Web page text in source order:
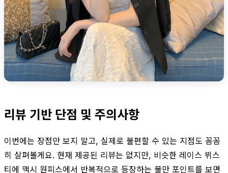
리뷰 기반 단점 및 주의사항
이번에는 장점만 보지 말고, 실제로 불편할 수 있는 지점도 꼼꼼
히 살펴볼게요. 현재 제공된 리뷰는 없지만, 비슷한 레이스 뷔스
티에 맥시 원피스에서 반복적으로 등장하는 불만 포인트를 보면